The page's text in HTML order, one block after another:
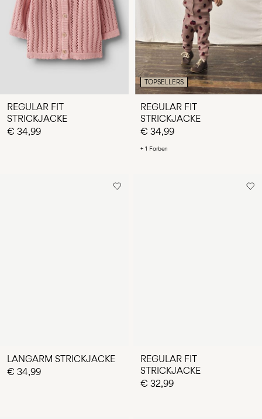
REGULAR FIT
STRICKJACKE
€ 34,99
TOPSELLERS
REGULAR FIT
STRICKJACKE
€ 34,99
+ 1 Farben
LANGARM STRICKJACKE
€ 34,99
REGULAR FIT
STRICKJACKE
€ 32,99